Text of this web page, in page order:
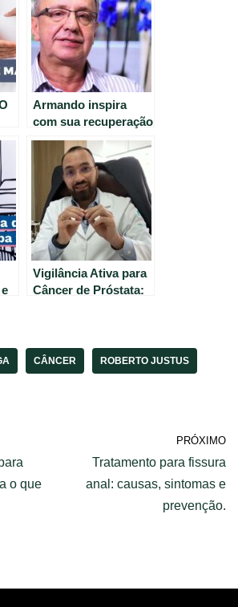
Armando inspira
com sua recuperação
do câncer de
próstata.
Vigilância Ativa para
Câncer de Próstata:
CÂNCER ROBERTO JUSTUS
o que
PRÓXIMO
Tratamento para fissura
anal: causas, sintomas e
prevenção.